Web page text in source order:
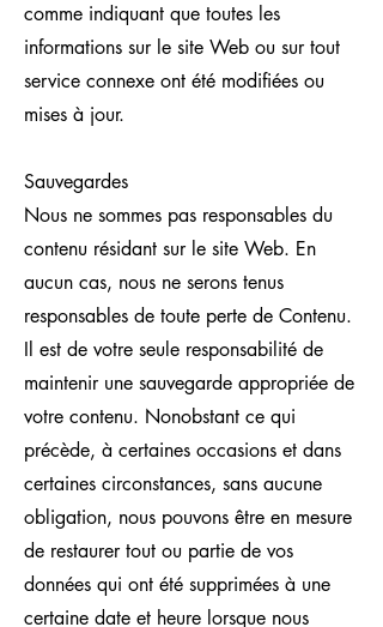
comme indiquant que toutes les
informations sur le site Web ou sur tout
service connexe ont été modifiées ou
mises à jour.
Sauvegardes
Nous ne sommes pas responsables du
contenu résidant sur le site Web. En
aucun cas, nous ne serons tenus
responsables de toute perte de Contenu.
Il est de votre seule responsabilité de
maintenir une sauvegarde appropriée de
votre contenu. Nonobstant ce qui
précède, à certaines occasions et dans
certaines circonstances, sans aucune
obligation, nous pouvons être en mesure
de restaurer tout ou partie de vos
données qui ont été supprimées à une
certaine date et heure lorsque nous